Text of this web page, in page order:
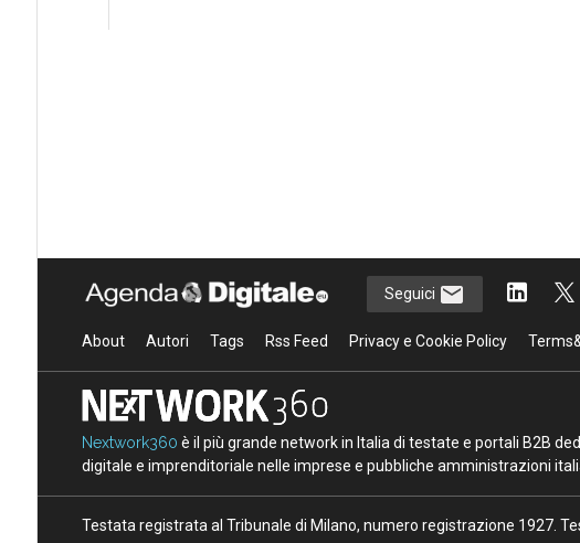
Seguici
About Autori Tags Rss Feed Privacy e Cookie Policy
Nextwork360 è il più grande network in Italia di testate e portali B2B
digitale e imprenditoriale nelle imprese e pubbliche amministrazioni
Testata registrata al Tribunale di Milano, numero registrazione 1927.